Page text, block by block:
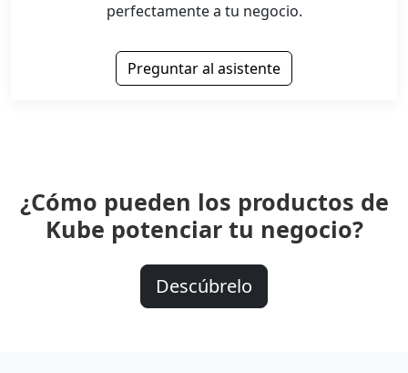
perfectamente a tu negocio.
Preguntar al asistente
¿Cómo pueden los productos de
Kube potenciar tu negocio?
Descúbrelo